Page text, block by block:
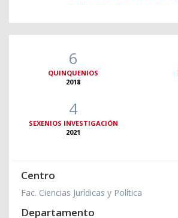
6
QUINQUENIOS
2018
4
SEXENIOS INVESTIGACIÓN
2021
Centro
Fac. Ciencias Jurídicas y Política
Departamento